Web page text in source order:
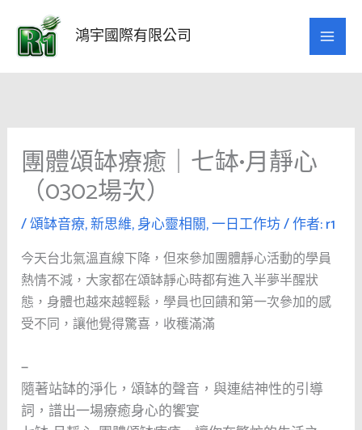
要
鴻宇國際有限公司
團體頌缽療癒｜七缽•月靜心
（0302場次）
/頌缽音療,新思維,身心靈相關,一日工作坊/ 作者:r1
今天台北氣溫直線下降，但來參加團體靜心活動的學員
熱情不減，大家都在頌缽靜心時都有進入半夢半醒狀
態，身體也越來越輕鬆，學員也回饋和第一次參加的感
受不同，讓他覺得驚喜，收穫滿滿
—
隨著站缽的淨化，頌缽的聲音，與連結神性的引導
詞，譜出一場療癒身心的饗宴